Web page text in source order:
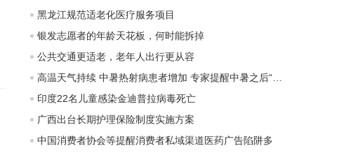
黑龙江规范适老化医疗服务项目
银发志愿者的年龄天花板，何时能拆掉
公共交通更适老，老年人出行更从容
印度22名儿童感染金迪普拉病毒死亡
广西出台长期护理保险制度实施方案
中国消费者协会等提醒消费者私域渠道医药广告陷阱多